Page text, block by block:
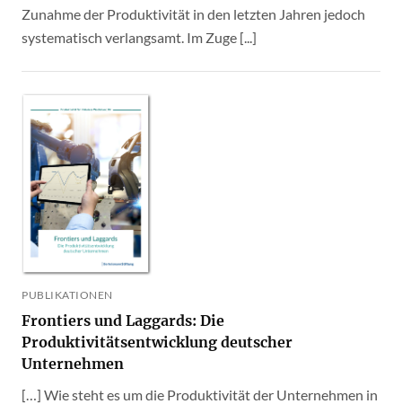
Zunahme der Produktivität in den letzten Jahren jedoch
systematisch verlangsamt. Im Zuge [...]
PUBLIKATIONEN
Frontiers und Laggards: Die
Produktivitätsentwicklung deutscher
Unternehmen
[…] Wie steht es um die Produktivität der Unternehmen in